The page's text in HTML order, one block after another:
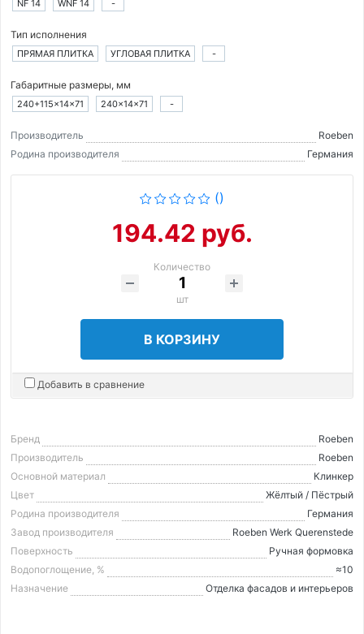
NF 14 WNF 14 -
Тип исполнения
ПРЯМАЯ ПЛИТКА УГЛОВАЯ ПЛИТКА -
Габаритные размеры, мм
240+115×14×71 240×14×71 -
Производитель
Roeben
Родина производителя
Германия
()
194.42 руб.
Количество
шт
В КОРЗИНУ
Добавить в сравнение
Бренд
Roeben
Производитель
Roeben
Основной материал
Клинкер
Цвет
Жёлтый / Пёстрый
Родина производителя
Германия
Завод производителя
Roeben Werk Querenstede
Поверхность
Ручная формовка
Водопоглощение, %
≈10
Назначение
Отделка фасадов и интерьеров